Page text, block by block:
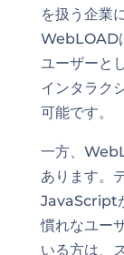
を扱う企業
WebLOAD
ユーザーと
インタラク
可能です。
一方、
あります。
JavaScript
慣れなユー
いる方は、